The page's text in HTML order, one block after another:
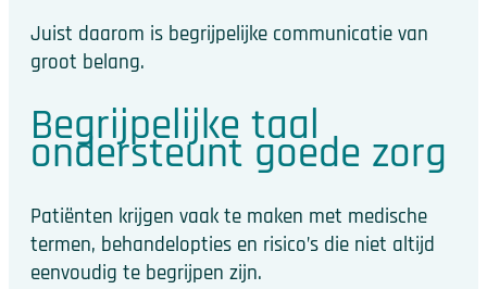
Juist daarom is begrijpelijke communicatie van
groot belang.
Begrijpelijke taal
ondersteunt goede zorg
Patiënten krijgen vaak te maken met medische
termen, behandelopties en risico’s die niet altijd
eenvoudig te begrijpen zijn.